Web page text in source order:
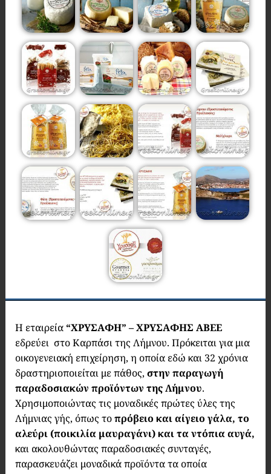
Η εταιρεία “ΧΡΥΣΑΦΗ” – ΧΡΥΣΑΦΗΣ ΑΒΕΕ
εδρεύει στο Καρπάσι της Λήμνου. Πρόκειται για μια
οικογενειακή επιχείρηση, η οποία εδώ και 32 χρόνια
δραστηριοποιείται με πάθος, στην παραγωγή
παραδοσιακών προϊόντων της Λήμνου.
Χρησιμοποιώντας τις μοναδικές πρώτες ύλες της
Λήμνιας γής, όπως τοπρόβειο και αίγειο γάλα, το
αλεύρι (ποικιλία μαυραγάνι) και τα ντόπια αυγά,
και ακολουθώντας παραδοσιακές συνταγές,
παρασκευάζει μοναδικά προϊόντα τα οποία